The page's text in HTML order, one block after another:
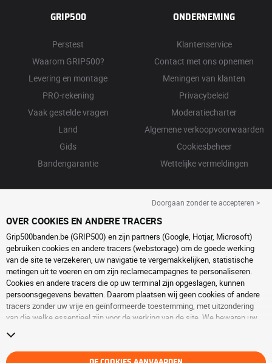
GRIP500
Perstest
Waarom GRIP500?
Levering en montage
PRO-rekening
Vaak gestelde vragen
Land
Gids
Bandengarantie
ONDERNEMING
Klantenservice
Contact met ons opnemen
Meningen van klanten
Privacybeleid
Moderatiecharter
Algemene verkoopvoorwaarden
Cookiesbeheer
Wettelijke vermeldingen
Doorgaan zonder te accepteren >
OVER COOKIES EN ANDERE TRACERS
Grip500banden.be (GRIP500) en zijn partners (Google, Hotjar, Microsoft)
gebruiken cookies en andere tracers (webstorage) om de goede werking
van de site te verzekeren, uw navigatie te vergemakkelijken, statistische
metingen uit te voeren en om zijn reclamecampagnes te personaliseren.
Cookies en andere tracers die op uw terminal zijn opgeslagen, kunnen
persoonsgegevens bevatten. Daarom plaatsen wij geen cookies of andere
tracers zonder uw vrije en geïnformeerde toestemming, met uitzondering
van die welke essentieel zijn voor de werking van de site. We bewaren uw
naar de pagina over
om verder te surfen zonder het deponeren van cookies of andere tracers te